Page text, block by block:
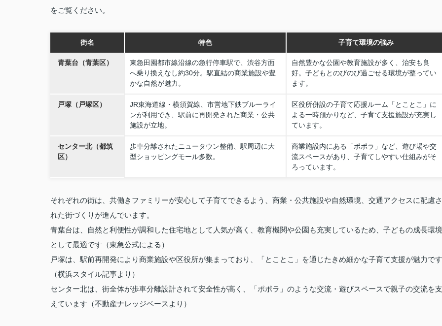
をご覧ください。
街名 特色 子育て環境の強み
青葉台（青葉区）
東急田園都市線沿線の急行停車駅で、渋谷方面
へ乗り換えなし約30分。駅直結の商業施設や豊
かな自然が魅力。
自然豊かな公園や教育施設が多く、治安も良
好。子どもとのびのび過ごせる環境が整ってい
ます。
戸塚（戸塚区）
JR東海道線・横須賀線、市営地下鉄ブルーライ
ンが利用でき、駅前に再開発された商業・公共
施設が立地。
区役所併設の子育て応援ルーム「とことこ」に
よる一時預かりなど、子育て支援施設が充実し
ています。
センター北（都筑
区）
歩車分離されたニュータウン整備、駅周辺に大
型ショッピングモール多数。
商業施設内にある「ポポラ」など、遊び場や交
流スペースがあり、子育てしやすい仕組みがそ
ろっています。
それぞれの街は、共働きファミリーが安心して子育てできるよう、商業・公共施設や自然環境、交通アクセスに配慮さ
れた街づくりが進んでいます。
青葉台は、自然と利便性が調和した住宅地として人気が高く、教育機関や公園も充実しているため、子どもの成長環境
として最適です（東急公式による）
戸塚は、駅前再開発により商業施設や区役所が集まっており、「とことこ」を通じたきめ細かな子育て支援が魅力です
（横浜スタイル記事より）
センター北は、街全体が歩車分離設計されて安全性が高く、「ポポラ」のような交流・遊びスペースで親子の交流を支
えています（不動産ナレッジベースより）